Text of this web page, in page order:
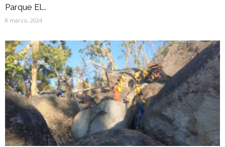
Parque El...
8 marzo, 2024